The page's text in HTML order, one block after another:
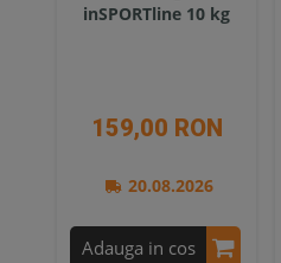
inSPORTline 10 kg
159,00 RON
20.08.2026
Adauga in cos